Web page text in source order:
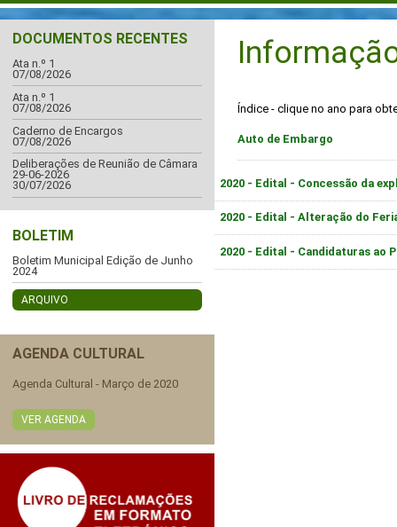
DOCUMENTOS RECENTES
Ata n.º 1
07/08/2026
Ata n.º 1
07/08/2026
Caderno de Encargos
07/08/2026
Deliberações de Reunião de Câmara
29-06-2026
30/07/2026
BOLETIM
Boletim Municipal Edição de Junho
2024
ARQUIVO
AGENDA CULTURAL
Agenda Cultural - Março de 2020
VER AGENDA
Índice - clique no ano para
Auto de Embargo
2020 - Edital - Concessão da
2020 - Edital - Alteração do
2020 - Edital - Candidaturas ao